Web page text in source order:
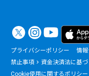
プライバシーポリシー 情
禁止事項
資金決済法に基
Cookie使用に関するポリシー